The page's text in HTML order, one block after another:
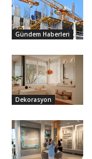
Gündem Haberleri
Dekorasyon